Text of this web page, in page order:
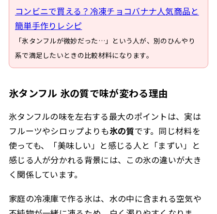
コンビニで買える？冷凍チョコバナナ人気商品と
簡単手作りレシピ
「氷タンフルが微妙だった…」という人が、別のひんやり
系で満足したいときの比較材料になります。
氷タンフル 氷の質で味が変わる理由
氷タンフルの味を左右する最大のポイントは、実は
フルーツやシロップよりも氷の質です。同じ材料を
使っても、「美味しい」と感じる人と「まずい」と
感じる人が分かれる背景には、この氷の違いが大き
く関係しています。
家庭の冷凍庫で作る氷は、水の中に含まれる空気や